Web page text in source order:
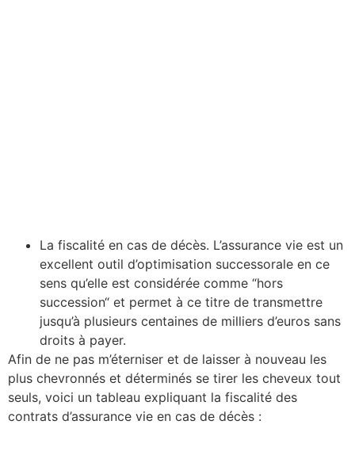
La fiscalité en cas de décès. L’assurance vie est un
excellent outil d’optimisation successorale en ce
sens qu’elle est considérée comme “hors
succession“ et permet à ce titre de transmettre
jusqu’à plusieurs centaines de milliers d’euros sans
droits à payer.
Afin de ne pas m’éterniser et de laisser à nouveau les
plus chevronnés et déterminés se tirer les cheveux tout
seuls, voici un tableau expliquant la fiscalité des
contrats d’assurance vie en cas de décès :